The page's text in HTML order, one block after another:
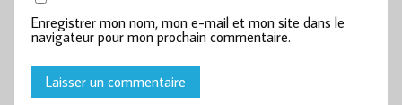
Enregistrer mon nom, mon e-mail et mon site dans le
navigateur pour mon prochain commentaire.